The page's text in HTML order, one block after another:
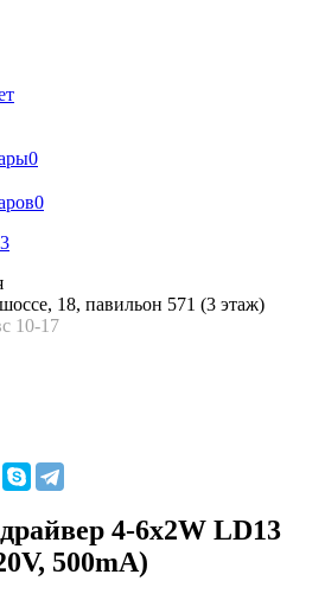
0
0
18, павильон 571 (3 этаж)
10-17
4-6x2W LD13
500mA)